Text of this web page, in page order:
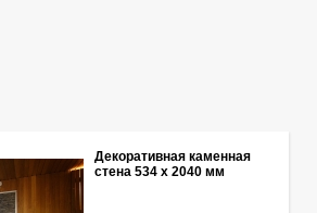
Декоративная каменная
стена 534 х 2040 мм